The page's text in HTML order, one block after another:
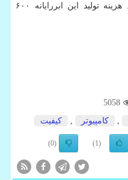
سیم كشی آن استفاده شده است. هزینه تولید این ابررایانه ۶۰۰
5058
كامپیوتر كیفیت
(1)
(0)